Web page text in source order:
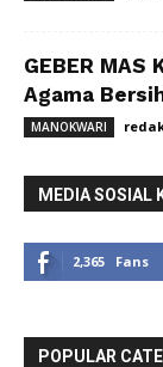
GEBER MAS
Agama
MANOKWARI
MEDIA SOSIAL
2,365 Fans
POPULAR